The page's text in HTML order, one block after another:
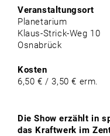
Veranstaltungsort
Planetarium
Klaus-Strick-Weg 10
Osnabrück
Kosten
6,50 € / 3,50 € erm.
Die Show erzählt in
das Kraftwerk im